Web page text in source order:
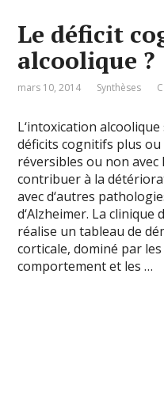
Le déficit
alcoolique ?
mars 10, 2014 Synthèses
L‘intoxication
déficits cognitifs plus
réversibles ou non avec
contribuer à la
avec d‘autres
d‘Alzheimer. La clinique
réalise un tableau de
corticale, dominé par
comportement et les …